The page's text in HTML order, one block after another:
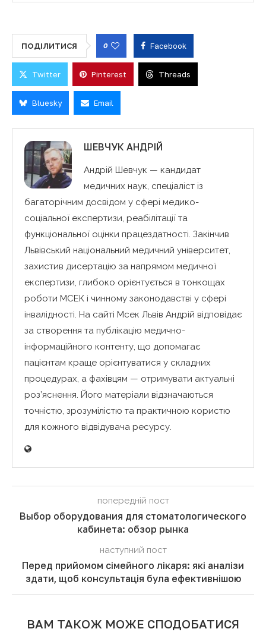
ПОДІЛИТИСЯ 0 Facebook
Twitter Pinterest Threads
Bluesky Email
ШЕВЧУК АНДРІЙ
Андрій Шевчук — кандидат
медичних наук, спеціаліст із
багаторічним досвідом у сфері медико-
соціальної експертизи, реабілітації та
функціональної оцінки працездатності. Закінчив
Львівський національний медичний університет,
захистив дисертацію за напрямом медичної
експертизи, глибоко орієнтується в тонкощах
роботи МСЕК і чинному законодавстві у сфері
інвалідності. На сайті Мсек Львів Андрій відповідає
за створення та публікацію медично-
інформаційного контенту, що допомагає
пацієнтам краще орієнтуватися у складних
процедурах, а фахівцям — отримувати актуальні
роз’яснення. Його матеріали відзначаються
точністю, зрозумілістю та практичною користю
для кожного відвідувача ресурсу.
попередній пост
Выбор оборудования для стоматологического
кабинета: обзор рынка
наступний пост
Перед прийомом сімейного лікаря: які аналізи
здати, щоб консультація була ефективнішою
ВАМ ТАКОЖ МОЖЕ СПОДОБАТИСЯ